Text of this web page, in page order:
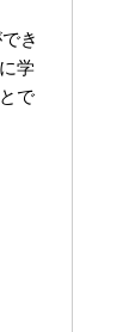
き
学
で